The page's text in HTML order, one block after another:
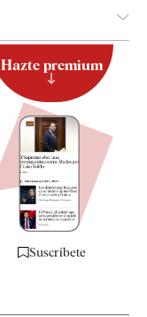
Hazte premium
Suscríbete